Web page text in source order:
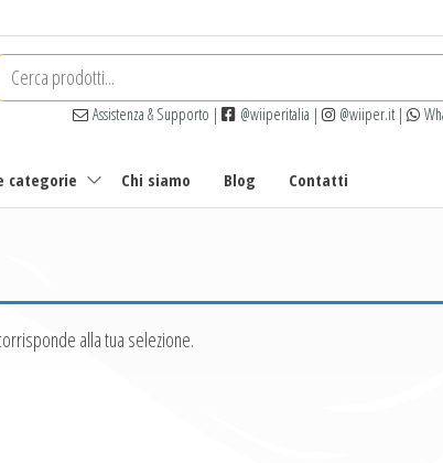
Assistenza & Supporto | @wiiperitalia | @wiiper.it |
categorie Chi siamo Blog Contatti
alla tua selezione.